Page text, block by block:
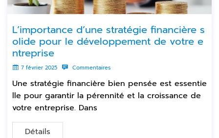
L’importance d’une stratégie financière s
olide pour le développement de votre e
ntreprise
7 février 2025 Commentaires
Une stratégie financière bien pensée est essentie
lle pour garantir la pérennité et la croissance de
votre entreprise. Dans
Détails